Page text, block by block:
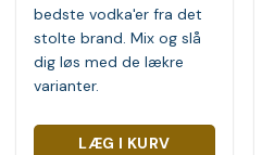
bedste vodka'er fra det
stolte brand. Mix og slå
dig løs med de lækre
varianter.
LÆG I KURV